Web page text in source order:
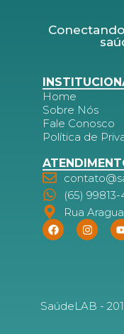
Home
Sobre Nós
Fale Conosco
Política de
(65) 99813-
Rua
SaúdeLAB -